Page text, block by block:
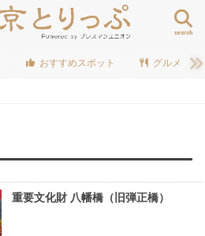
search
おすすめスポット グルメ
重要文化財 八幡橋（旧弾正橋）